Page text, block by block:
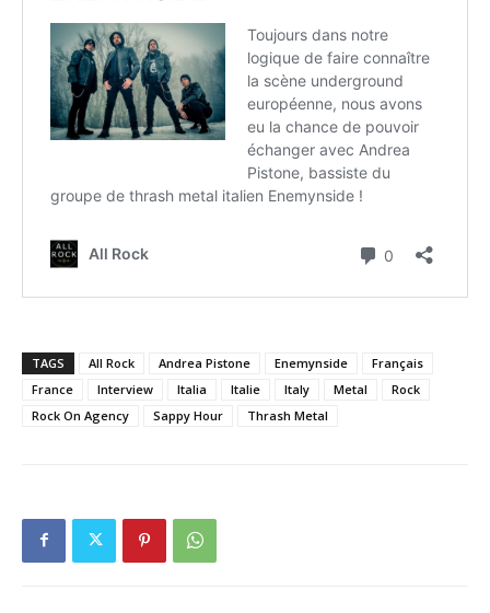
TAGS All Rock Andrea Pistone Enemynside
Français
France
Interview Italia Italie Italy Metal
Rock
Rock On Agency
Sappy Hour Thrash Metal